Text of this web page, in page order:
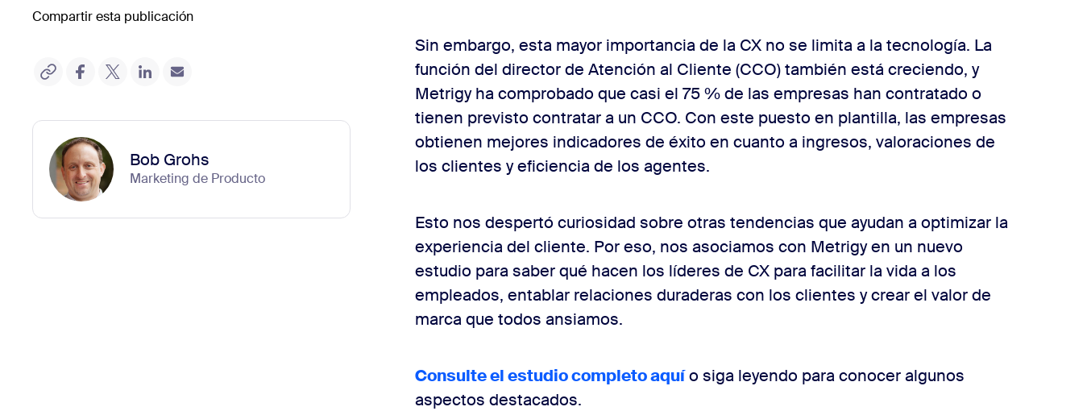
Compartir esta publicación
Bob Grohs
Marketing de Producto
Sin embargo, esta mayor importancia de la CX no se limita a la tecnología. La
función del director de Atención al Cliente (CCO) también está creciendo, y
Metrigy ha comprobado que casi el 75 % de las empresas han contratado o
tienen previsto contratar a un CCO. Con este puesto en plantilla, las empresas
obtienen mejores indicadores de éxito en cuanto a ingresos, valoraciones de
los clientes y eficiencia de los agentes.
Esto nos despertó curiosidad sobre otras tendencias que ayudan a optimizar la
experiencia del cliente. Por eso, nos asociamos con Metrigy en un nuevo
estudio para saber qué hacen los líderes de CX para facilitar la vida a los
empleados, entablar relaciones duraderas con los clientes y crear el valor de
marca que todos ansiamos.
Consulte el estudio completo aquío siga leyendo para conocer algunos
aspectos destacados.